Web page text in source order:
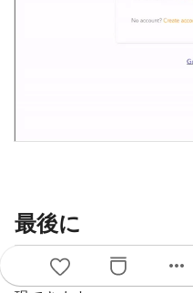
最後に
Amplify CLI
を利用する
more_horiz